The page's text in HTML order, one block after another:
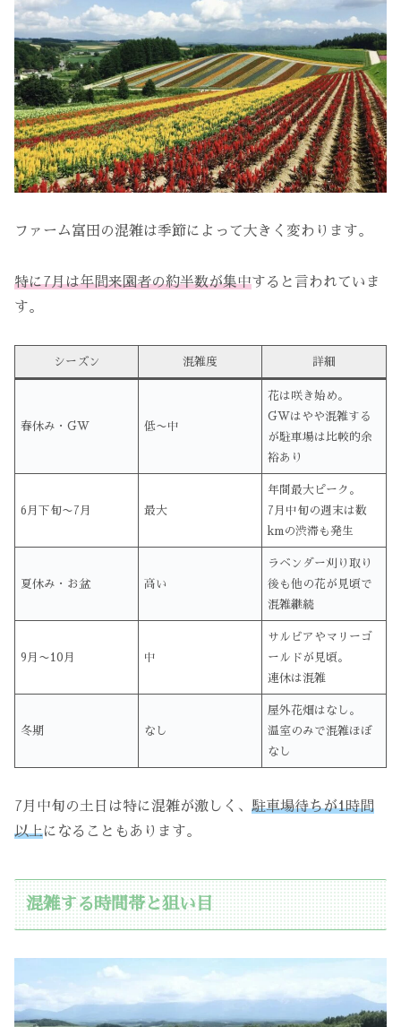
ファーム富田の混雑は季節によって大きく変わります。
特に7月は年間来園者の約半数が集中すると言われていま
す。
シーズン 混雑度 詳細
春休み・GW 低〜中
花は咲き始め。
GWはやや混雑する
が駐車場は比較的余
裕あり
6月下旬〜7月 最大
年間最大ピーク。
7月中旬の週末は数
kmの渋滞も発生
夏休み・お盆 高い
ラベンダー刈り取り
後も他の花が見頃で
混雑継続
9月〜10月 中
サルビアやマリーゴ
ールドが見頃。
連休は混雑
冬期 なし
屋外花畑はなし。
温室のみで混雑ほぼ
なし
7月中旬の土日は特に混雑が激しく、 駐車場待ちが1時間
以上になることもあります。
混雑する時間帯と狙い目